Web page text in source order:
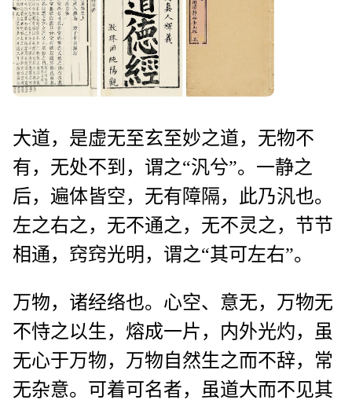
大道，是虚无至玄至妙之道，无物不
有，无处不到，谓之“汎兮”。一静之
后，遍体皆空，无有障隔，此乃汎也。
左之右之，无不通之，无不灵之，节节
相通，窍窍光明，谓之“其可左右”。
万物，诸经络也。心空、意无，万物无
不恃之以生，熔成一片，内外光灼，虽
无心于万物，万物自然生之而不辞，常
无杂意。可着可名者，虽道大而不见其